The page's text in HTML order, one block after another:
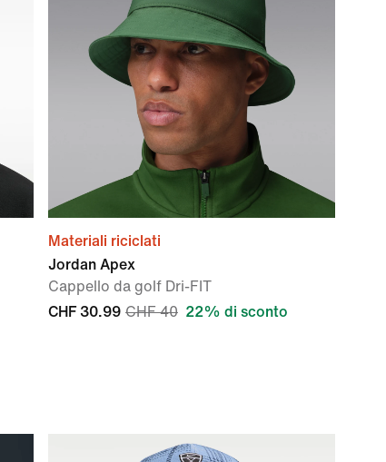
Materiali riciclati
Jordan Apex
Cappello da golf Dri-FIT
CHF 30.99 CHF 40 22% di sconto